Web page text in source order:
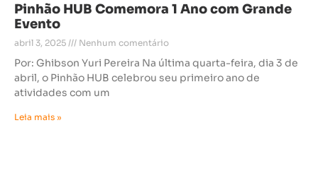
Pinhão HUB Comemora 1 Ano com Grande
Evento
abril 3, 2025 Nenhum comentário
Por: Ghibson Yuri Pereira Na última quarta-feira, dia 3 de
abril, o Pinhão HUB celebrou seu primeiro ano de
atividades com um
Leia mais »